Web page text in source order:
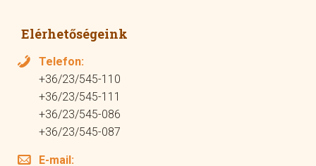
Elérhetőségeink
Telefon:
+36/23/545-110
+36/23/545-111
+36/23/545-086
+36/23/545-087
E-mail: